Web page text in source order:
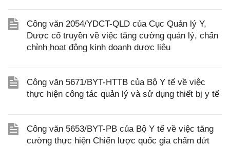
Công văn 2054/YDCT-QLD của Cục Quản lý Y,
Dược cổ truyền về việc tăng cường quản lý, chấn
chỉnh hoạt động kinh doanh dược liệu
Công văn 5671/BYT-HTTB của Bộ Y tế về việc
thực hiện công tác quản lý và sử dụng thiết bị y tế
Công văn 5653/BYT-PB của Bộ Y tế về việc tăng
cường thực hiện Chiến lược quốc gia chấm dứt